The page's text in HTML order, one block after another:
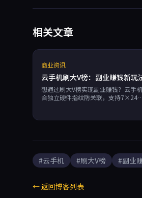
相关文章
商业资讯
云手机刷大V榜：副业赚钱新玩
想通过刷大V榜实现副业赚钱？云手
合独立硬件指纹防关联，支持7×24无
99.95%可用性助你安全冲榜。
#云手机 #刷大V榜 #副业
← 返回博客列表